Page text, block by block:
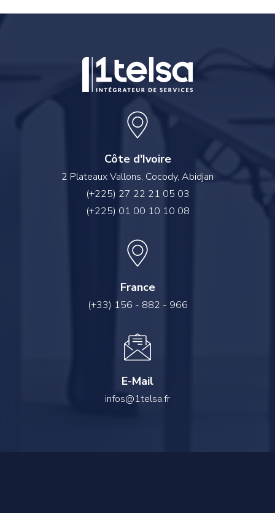
Côte d'Ivoire
2 Plateaux Vallons, Cocody, Abidjan
(+225) 27 22 21 05 03
(+225) 01 00 10 10 08
France
(+33) 156 - 882 - 966
E-Mail
infos@1telsa.fr